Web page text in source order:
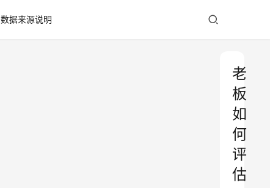
数据来源说明
老
板
如
何
评
估